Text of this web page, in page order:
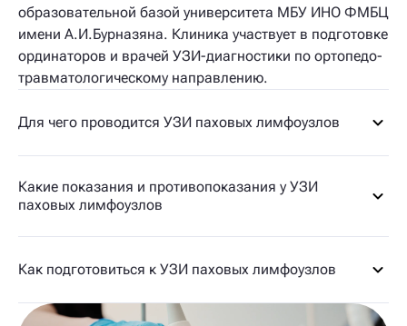
образовательной базой университета МБУ ИНО ФМБЦ
имени А.И.Бурназяна. Клиника участвует в подготовке
ординаторов и врачей УЗИ-диагностики по ортопедо-
травматологическому направлению.
Для чего проводится УЗИ паховых лимфоузлов
Какие показания и противопоказания у УЗИ
паховых лимфоузлов
Как подготовиться к УЗИ паховых лимфоузлов